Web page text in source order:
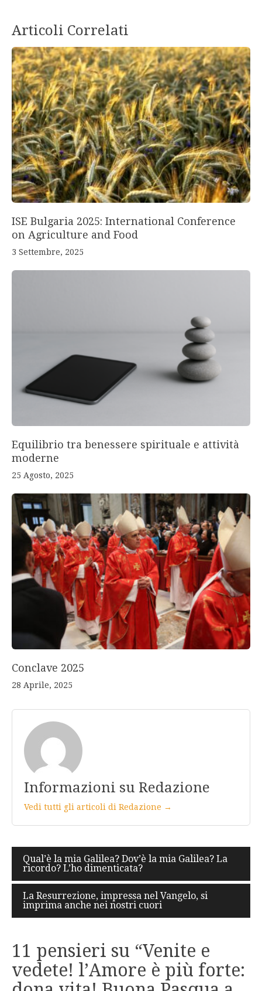
Articoli Correlati
ISE Bulgaria 2025: International Conference
on Agriculture and Food
3 Settembre, 2025
Equilibrio tra benessere spirituale e attività
moderne
25 Agosto, 2025
Conclave 2025
28 Aprile, 2025
Informazioni su Redazione
Vedi tutti gli articoli di Redazione →
Navigazione
articoli
Qual’è la mia Galilea? Dov’è la mia Galilea? La
ricordo? L’ho dimenticata?
La Resurrezione, impressa nel Vangelo, si
imprima anche nei nostri cuori
11 pensieri su “Venite e
vedete! l’Amore è più forte: